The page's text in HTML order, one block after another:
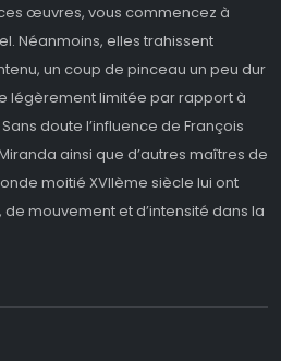
œuvres, vous commencez à
Néanmoins, elles trahissent
un coup de pinceau un peu dur
légèrement limitée par rapport à
doute l’influence de François
ainsi que d’autres maîtres de
moitié XVIIème siècle lui ont
mouvement et d’intensité dans la